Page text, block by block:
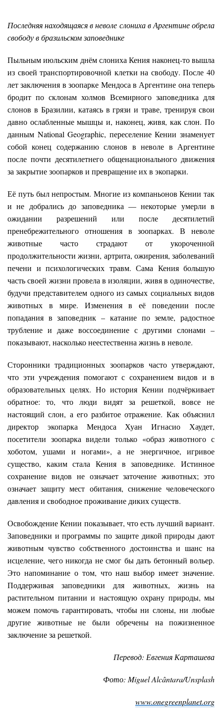
Последняя находящаяся в неволе слониха в Аргентине обрела
свободу в бразильском заповеднике
Пыльным июльским днём слониха Кения наконец-то вышла
из своей транспортировочной клетки на свободу. После 40
лет заключения в зоопарке Мендоса в Аргентине она теперь
бродит по склонам холмов Всемирного заповедника для
слонов в Бразилии, катаясь в грязи и траве, тренируя свои
давно ослабленные мышцы и, наконец, живя, как слон. По
данным National Geographic, переселение Кении знаменует
собой конец содержанию слонов в неволе в Аргентине
после почти десятилетнего общенационального движения
за закрытие зоопарков и превращение их в экопарки.
Её путь был непростым. Многие из компаньонов Кении так
и не добрались до заповедника — некоторые умерли в
ожидании разрешений или после десятилетий
пренебрежительного отношения в зоопарках. В неволе
животные часто страдают от укороченной
продолжительности жизни, артрита, ожирения, заболеваний
печени и психологических травм. Сама Кения большую
часть своей жизни провела в изоляции, живя в одиночестве,
будучи представителем одного из самых социальных видов
животных в мире. Изменения в её поведении после
попадания в заповедник – катание по земле, радостное
трубление и даже воссоединение с другими слонами –
показывают, насколько неестественна жизнь в неволе.
Сторонники традиционных зоопарков часто утверждают,
что эти учреждения помогают с сохранением видов и в
образовательных целях. Но история Кении подчёркивает
обратное: то, что люди видят за решеткой, вовсе не
настоящий слон, а его разбитое отражение. Как объяснил
директор экопарка Мендоса Хуан Игнасио Хаудет,
посетители зоопарка видели только «образ животного с
хоботом, ушами и ногами», а не энергичное, игривое
существо, каким стала Кения в заповеднике. Истинное
сохранение видов не означает заточение животных; это
означает защиту мест обитания, снижение человеческого
давления и свободное проживание диких существ.
Освобождение Кении показывает, что есть лучший вариант.
Заповедники и программы по защите дикой природы дают
животным чувство собственного достоинства и шанс на
исцеление, чего никогда не смог бы дать бетонный вольер.
Это напоминание о том, что наш выбор имеет значение.
Поддерживая заповедники для животных, жизнь на
растительном питании и настоящую охрану природы, мы
можем помочь гарантировать, чтобы ни слоны, ни любые
другие животные не были обречены на пожизненное
заключение за решеткой.
Перевод: Евгения Карташева
Фото: Miguel Alcântara/Unsplash
www.onegreenplanet.org